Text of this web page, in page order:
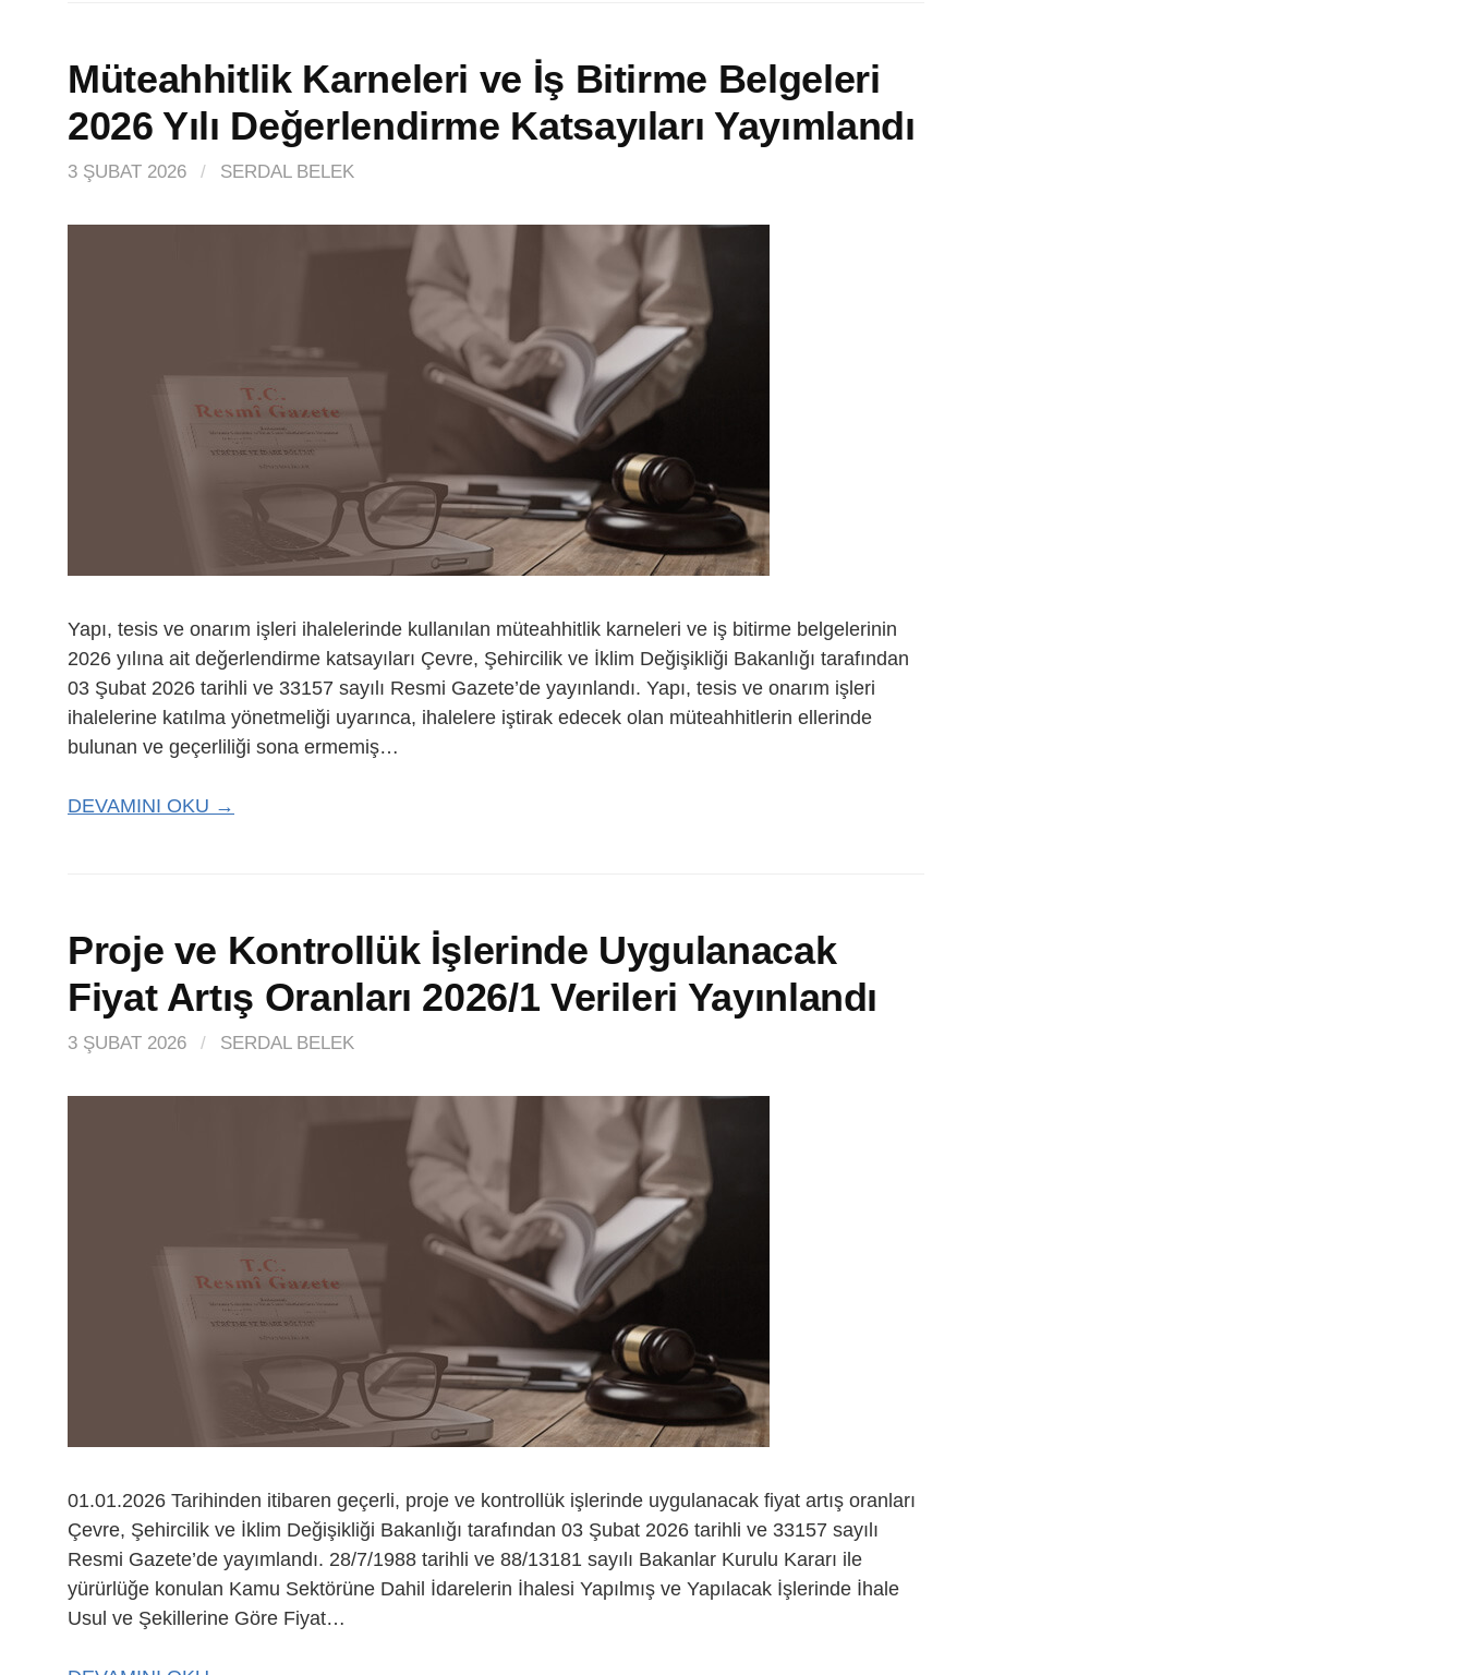
Müteahhitlik Karneleri ve İş Bitirme Belgeleri
2026 Yılı Değerlendirme Katsayıları Yayımlandı
3 ŞUBAT 2026 / SERDAL BELEK
Yapı, tesis ve onarım işleri ihalelerinde kullanılan müteahhitlik karneleri ve iş bitirme belgelerinin
2026 yılına ait değerlendirme katsayıları Çevre, Şehircilik ve İklim Değişikliği Bakanlığı tarafından
03 Şubat 2026 tarihli ve 33157 sayılı Resmi Gazete’de yayınlandı. Yapı, tesis ve onarım işleri
ihalelerine katılma yönetmeliği uyarınca, ihalelere iştirak edecek olan müteahhitlerin ellerinde
bulunan ve geçerliliği sona ermemiş…
DEVAMINI OKU →
Proje ve Kontrollük İşlerinde Uygulanacak
Fiyat Artış Oranları 2026/1 Verileri Yayınlandı
3 ŞUBAT 2026 / SERDAL BELEK
01.01.2026 Tarihinden itibaren geçerli, proje ve kontrollük işlerinde uygulanacak fiyat artış oranları
Çevre, Şehircilik ve İklim Değişikliği Bakanlığı tarafından 03 Şubat 2026 tarihli ve 33157 sayılı
Resmi Gazete’de yayımlandı. 28/7/1988 tarihli ve 88/13181 sayılı Bakanlar Kurulu Kararı ile
yürürlüğe konulan Kamu Sektörüne Dahil İdarelerin İhalesi Yapılmış ve Yapılacak İşlerinde İhale
Usul ve Şekillerine Göre Fiyat…